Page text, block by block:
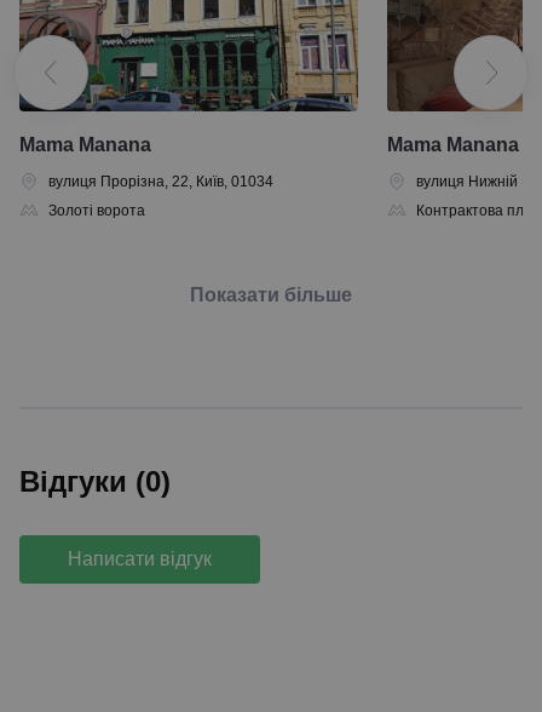
Mama Manana
вулиця Прорізна, 22, Київ, 01034
Золоті ворота
Mama Manana
вулиця Нижній
Контрактова
Показати більше
Відгуки (0)
Написати відгук